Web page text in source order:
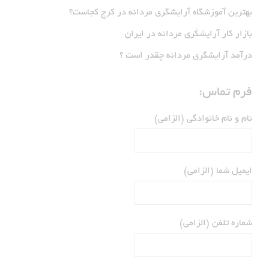
بهترین آموزشگاه آرایشگری مردانه در کرج کجاست؟
بازار كار آرايشكَرى مردانه در ايران
درآمد آرایشگری مردانه چقدر است ؟
فرم تماس:
نام و نام خانوادگی (الزامی)
ایمیل شما (الزامی)
شماره تلفن (الزامی)